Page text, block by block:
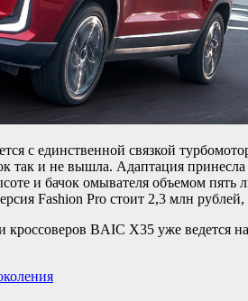
с единственной связкой
так и не вышла. Адаптация
и бачок омывателя объемом
Fashion Pro стоит 2,3 млн
BAIC X35 уже ведется